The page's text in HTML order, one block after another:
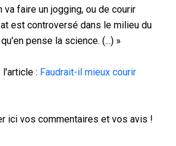
va faire un jogging, ou de courir
est controversé dans le milieu du
pense la science. (...) »
: Faudrait-il mieux courir
ici vos commentaires et vos avis !